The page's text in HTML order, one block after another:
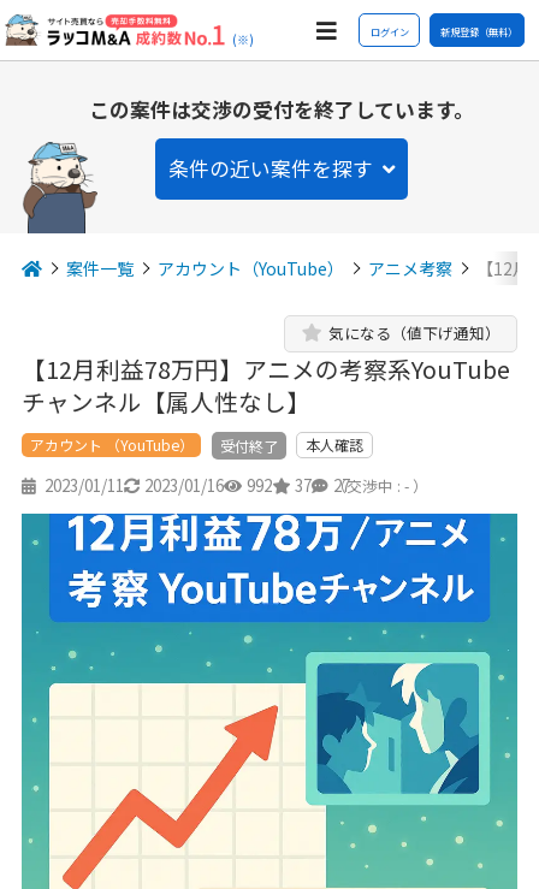
(※) ログイン 新規登録（無料）
この案件は交渉の受付を終了しています。
条件の近い案件を探す
案件一覧 アカウント（YouTube） アニメ考察 【12
【12月利益78万円】アニメの考察系YouTube
チャンネル【属人性なし】
気になる（値下げ通知）
アカウント （YouTube） 受付終了 本人確認
2023/01/11 2023/01/16 992 37 27
（交渉中 : - ）